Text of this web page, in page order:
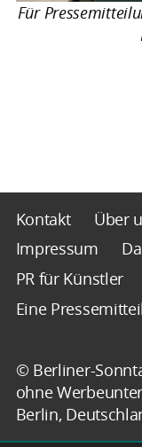
Für
Kontakt Über
Impressum
PR für Künstler
Eine
© Berliner-
ohne
Berlin,